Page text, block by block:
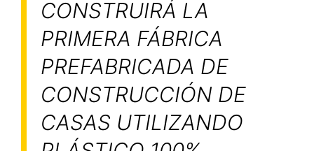
CONSTRUIRÁ LA
PRIMERA FÁBRICA
PREFABRICADA DE
CONSTRUCCIÓN DE
CASAS UTILIZANDO